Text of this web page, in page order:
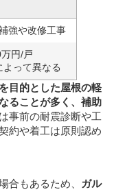
強や改修工事
円/戸
って異なる
目的とした屋根の軽
ることが多く、補助
事前の耐震診断や工
約や着工は原則認め
合もあるため、
ガル